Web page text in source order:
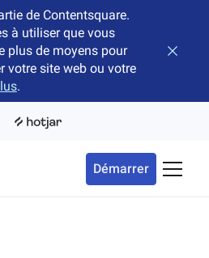
de Contentsquare.
à utiliser que vous
plus de moyens pour
votre site web ou votre
.
Démarrer